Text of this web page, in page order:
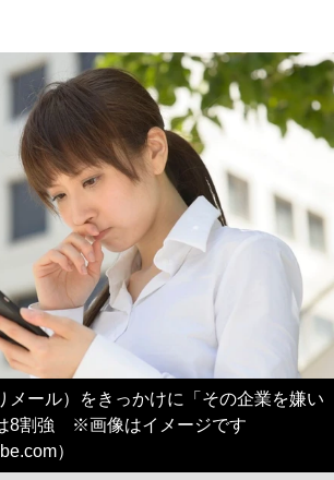
メール）をきっかけに「その企業を嫌い
8割強 ※画像はイメージです
）